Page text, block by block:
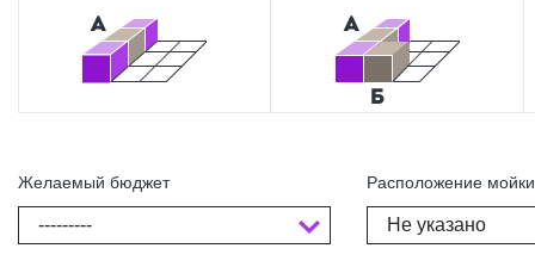
Желаемый бюджет
---------
Расположение мойки
Не указано